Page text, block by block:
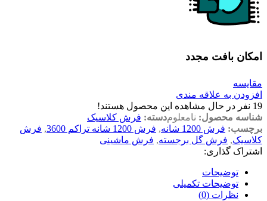
امکان بافت مجدد
مقایسه
افزودن به علاقه مندی
19 نفر در حال مشاهده این محصول هستند!
شناسه محصول: نامعلومدسته: فرش کلاسیک
برچسب: فرش 1200 شانه , فرش 1200 شانه تراکم 3600 , فرش
کلاسیک, فرش گل برجسته, فرش ماشینی
اشتراک گذاری:
توضیحات
توضیحات تکمیلی
نظرات (0)